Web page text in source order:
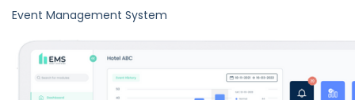
Event Management System